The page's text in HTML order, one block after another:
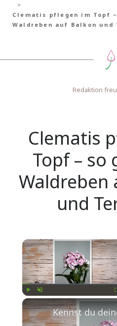
Clematis pflegen im Topf
Waldreben auf Balkon und
Redaktion
Clematis
Topf – so
Waldreben
und